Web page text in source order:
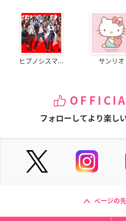
ヒプノシスマ... サンリオ
フォローしてより楽し
ページの